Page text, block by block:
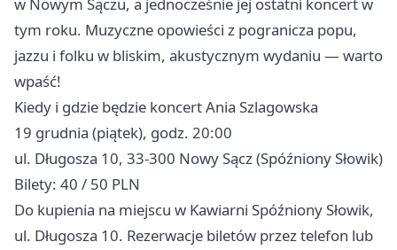
w Nowym Sączu, a jednocześnie jej ostatni koncert w
tym roku. Muzyczne opowieści z pogranicza popu,
jazzu i folku w bliskim, akustycznym wydaniu — warto
wpaść!
Kiedy i gdzie będzie koncert Ania Szlagowska
19 grudnia (piątek), godz. 20:00
ul. Długosza 10, 33-300 Nowy Sącz (Spóźniony Słowik)
Bilety: 40 / 50 PLN
Do kupienia na miejscu w Kawiarni Spóźniony Słowik,
ul. Długosza 10. Rezerwacje biletów przez telefon lub